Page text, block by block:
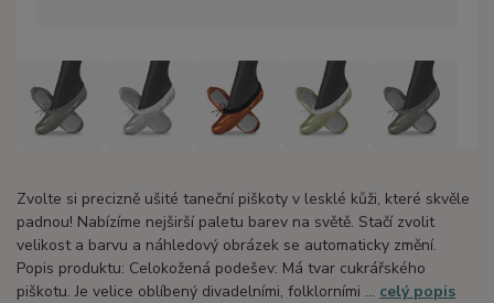
Zvolte si precizně ušité taneční piškoty v lesklé kůži, které skvěle
padnou! Nabízíme nejširší paletu barev na světě. Stačí zvolit
velikost a barvu a náhledový obrázek se automaticky změní.
Popis produktu: Celokožená podešev: Má tvar cukrářského
piškotu. Je velice oblíbený divadelními, folklorními ... celý popis